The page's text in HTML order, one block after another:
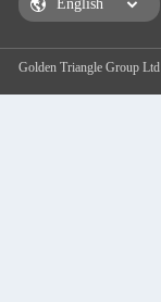
Golden Triangle Group Ltd